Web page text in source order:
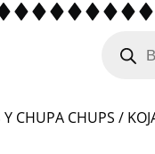
Y CHUPA CHUPS /